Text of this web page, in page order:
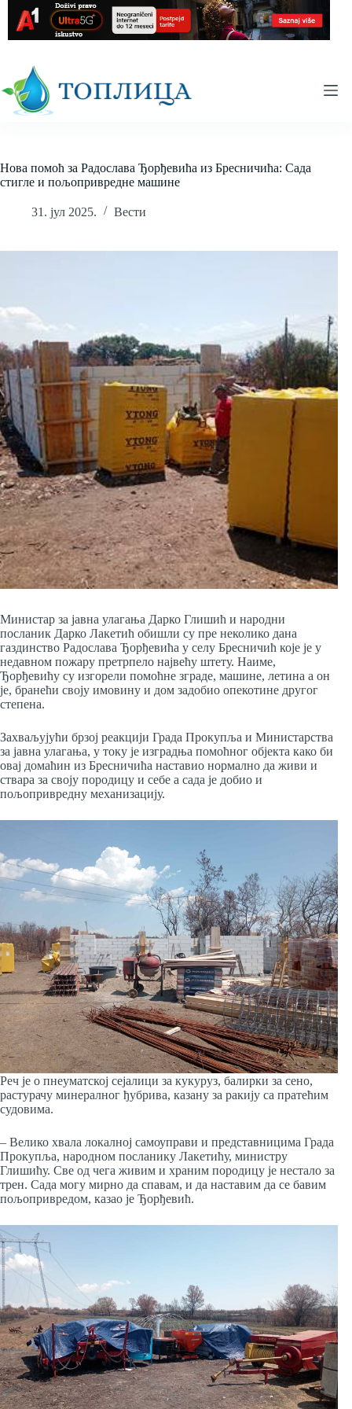
content
Нова помоћ за Радослава Ђорђевића из Бресничића: Сада
стигле и пољопривредне машине
31. јул 2025. Вести
Министар за јавна улагања Дарко Глишић и народни
посланик Дарко Лакетић обишли су пре неколико дана
газдинство Радослава Ђорђевића у селу Бресничић које је у
недавном пожару претрпело највећу штету. Наиме,
Ђорђевићу су изгорели помоћне зграде, машине, летина а он
је, бранећи своју имовину и дом задобио опекотине другог
степена.
Захваљујући брзој реакцији Града Прокупља и Министарства
за јавна улагања, у току је изградња помоћног објекта како би
овај домаћин из Бресничића наставио нормално да живи и
ствара за своју породицу и себе а сада је добио и
пољопривредну механизацију.
Реч је о пнеуматској сејалици за кукуруз, балирки за сено,
растурачу минералног ђубрива, казану за ракију са пратећим
судовима.
– Велико хвала локалној самоуправи и представницима Града
Прокупља, народном посланику Лакетићу, министру
Глишићу. Све од чега живим и храним породицу је нестало за
трен. Сада могу мирно да спавам, и да наставим да се бавим
пољопривредом, казао је Ђорђевић.